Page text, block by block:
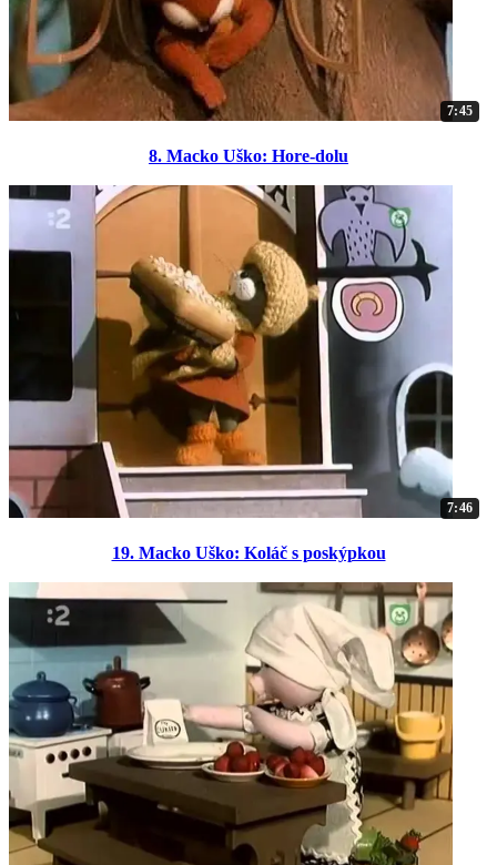
7:45
8. Macko Uško: Hore-dolu
7:46
19. Macko Uško: Koláč s poskýpkou